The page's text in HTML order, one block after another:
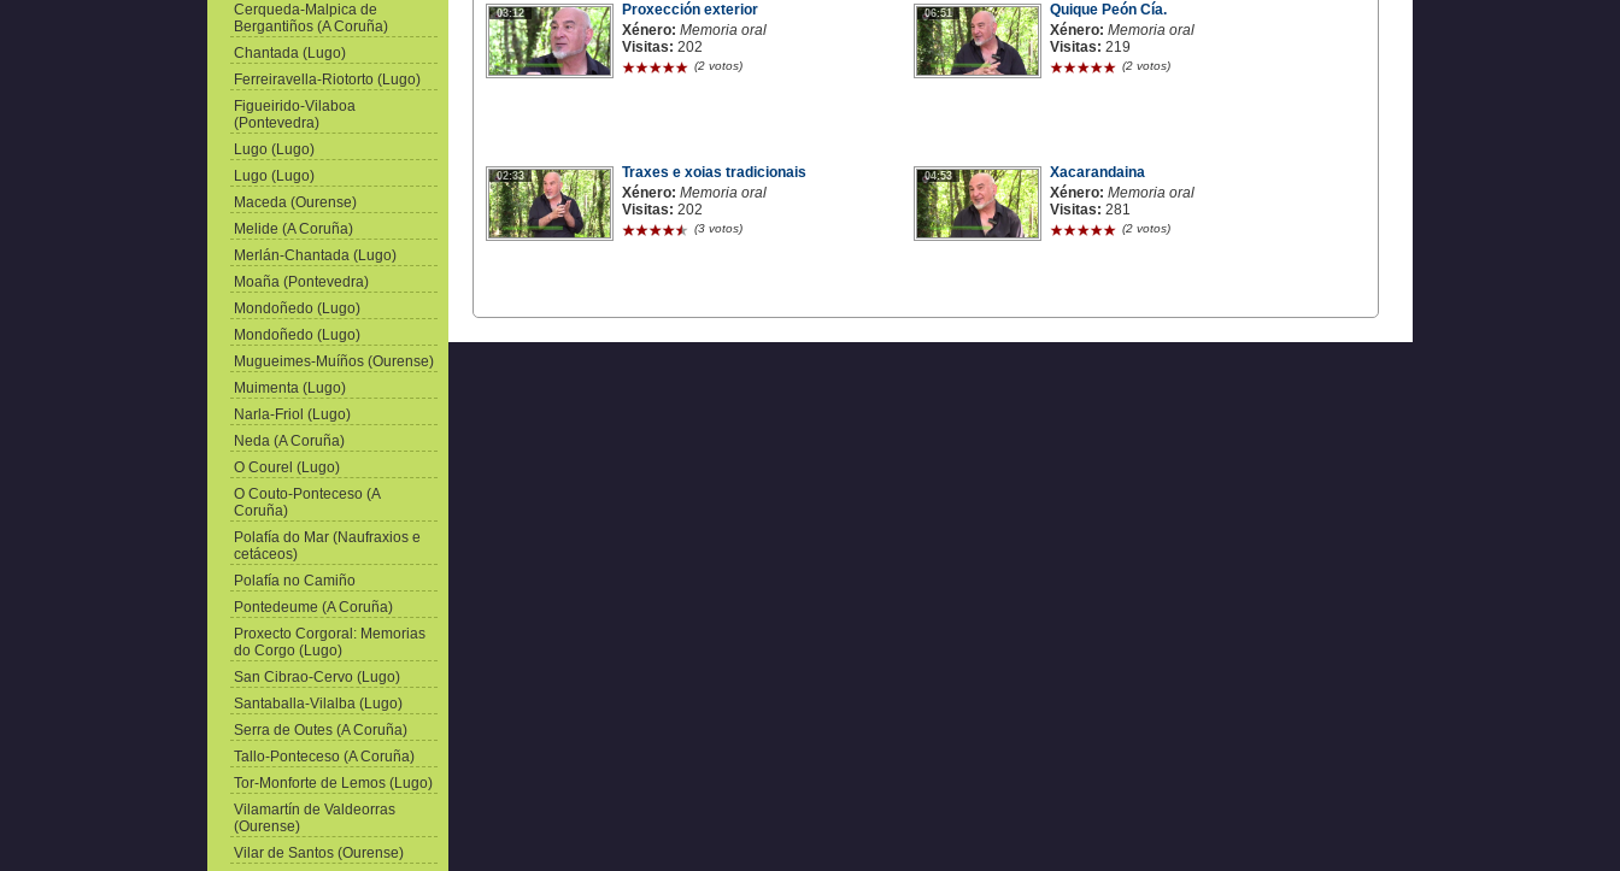
Cerqueda-Malpica de
Bergantiños (A Coruña)
Chantada (Lugo)
Ferreiravella-Riotorto (Lugo)
Figueirido-Vilaboa
(Pontevedra)
Lugo (Lugo)
Lugo (Lugo)
Maceda (Ourense)
Melide (A Coruña)
Merlán-Chantada (Lugo)
Moaña (Pontevedra)
Mondoñedo (Lugo)
Mondoñedo (Lugo)
Mugueimes-Muíños (Ourense)
Muimenta (Lugo)
Narla-Friol (Lugo)
Neda (A Coruña)
O Courel (Lugo)
O Couto-Ponteceso (A
Coruña)
Polafía do Mar (Naufraxios e
cetáceos)
Polafía no Camiño
Pontedeume (A Coruña)
Proxecto Corgoral: Memorias
do Corgo (Lugo)
San Cibrao-Cervo (Lugo)
Santaballa-Vilalba (Lugo)
Serra de Outes (A Coruña)
Tallo-Ponteceso (A Coruña)
Tor-Monforte de Lemos (Lugo)
Vilamartín de Valdeorras
(Ourense)
Vilar de Santos (Ourense)
03:12
Proxección exterior
Xénero: Memoria oral
Visitas: 202
(2 votos)
06:51
Quique Peón Cía.
Xénero: Memoria oral
Visitas: 219
(2 votos)
02:33
Traxes e xoias tradicionais
Xénero: Memoria oral
Visitas: 202
(3 votos)
04:53
Xacarandaina
Xénero: Memoria oral
Visitas: 281
(2 votos)